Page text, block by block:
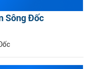
Sông Đốc